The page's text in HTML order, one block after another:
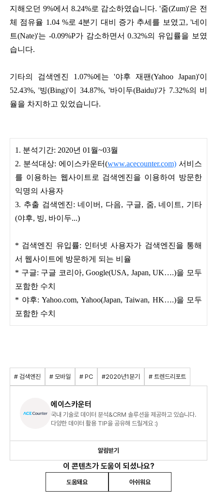
지해오던 9%에서 8.24%​로 감소하였습니다.'줌(Zum)'은 전
체 점유율 1.04 %로 4분기 대비 증가 추세를 보였고, '네이
트(Nate)'는 -0.09%P​가 감소하면서 0.32%의 유입률을 보였
습니다.
기타의 검색엔진 1.07%에는 '야후 재팬(Yahoo Japan)'이
52.43%, '빙(Bing)'이 34.87%, '바이두(Baidu)'가 7.32%의 비
율을 차지하고 있었습니다.
1. 분석기간: 2020년 01월~03월
2. 분석대상: 에이스카운터(www.acecounter.com) 서비스
를 이용하는 웹사이트로 검색엔진을 이용하여 방문한
익명의 사용자
3. 추출 검색엔진: 네이버, 다음, 구글, 줌, 네이트, 기타
(야후, 빙, 바이두...)
* 검색엔진 유입률: 인터넷 사용자가 검색엔진을 통해
서 웹사이트에 방문하게 되는 비율​
* 구글: 구글 코리아, Google(USA, Japan, UK….)을 모두
포함한 수치
* 야후: Yahoo.com, Yahoo(Japan, Taiwan, HK….)을 모두
포함한 수치
# 검색엔진 # 모바일 # PC #2020년1분기 # 트렌드리포트
에이스카운터
국내 기술로 데이터 분석&CRM 솔루션을 제공하고 있습니다.
다양한 데이터 활용 TIP을 공유해 드릴게요 :)
알림받기
이 콘텐츠가 도움이 되셨나요?
도움돼요 아쉬워요